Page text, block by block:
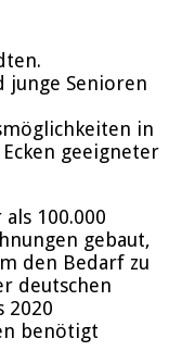
junge Senioren
in
geeigneter
100.000
gebaut,
den Bedarf zu
deutschen
2020
benötigt